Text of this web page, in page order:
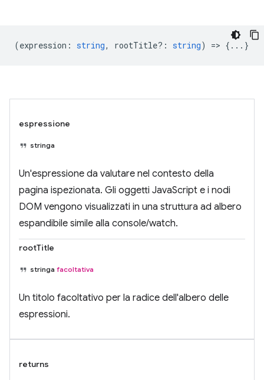
(expression : string, rootTitle? : string) => {...}
espressione
stringa
Un'espressione da valutare nel contesto della
pagina ispezionata. Gli oggetti JavaScript e i nodi
DOM vengono visualizzati in una struttura ad albero
espandibile simile alla console/watch.
rootTitle
stringa facoltativa
Un titolo facoltativo per la radice dell'albero delle
espressioni.
returns